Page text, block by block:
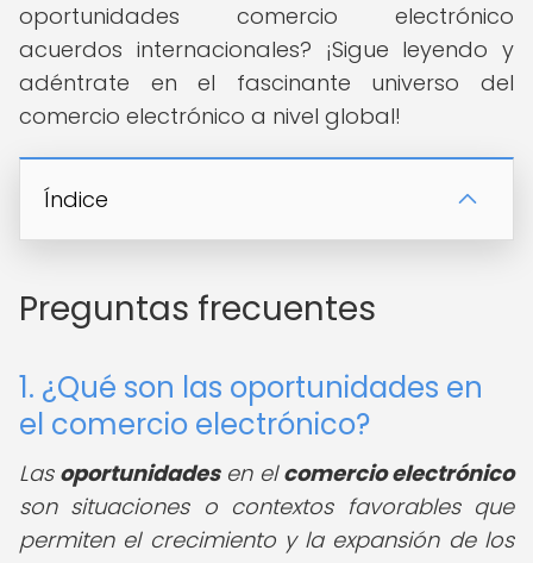
oportunidades comercio electrónico
acuerdos internacionales? ¡Sigue leyendo y
adéntrate en el fascinante universo del
comercio electrónico a nivel global!
Índice
Preguntas frecuentes
1. ¿Qué son las oportunidades en
el comercio electrónico?
Las oportunidadesen elcomercio electrónico
son situaciones o contextos favorables que
permiten el crecimiento y la expansión de los